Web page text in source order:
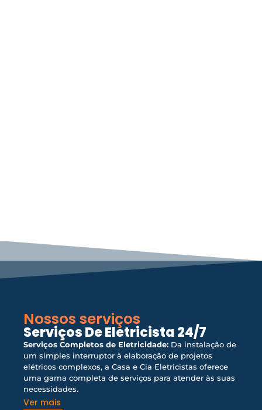
Nossos serviços
Serviços De Eletricista 24/7
Serviços Completos de Eletricidade: Da instalação de
um simples interruptor à elaboração de projetos
elétricos complexos, a Casa e Cia Eletricistas oferece
uma gama completa de serviços para atender às suas
necessidades.
Ver mais